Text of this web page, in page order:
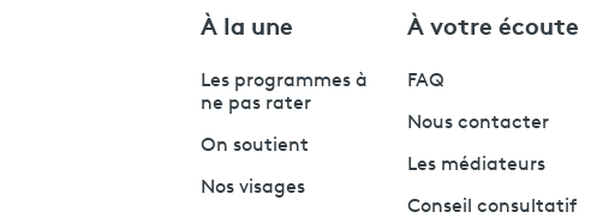
À la une
Les programmes à
ne pas rater
On soutient
Nos visages
À votre écoute
FAQ
Nous contacter
Les médiateurs
Conseil consultatif